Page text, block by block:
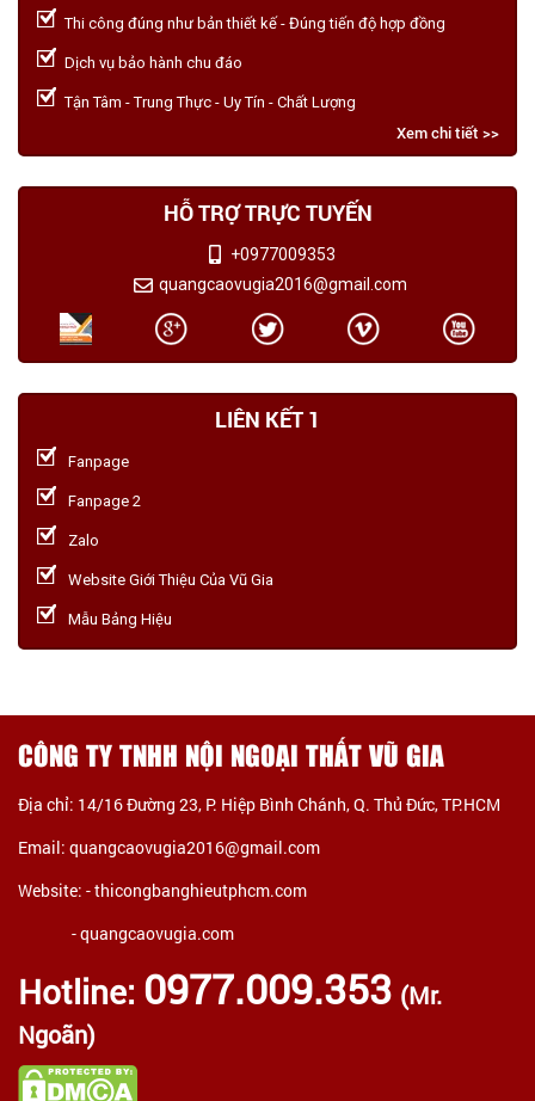
Thi công đúng như bản thiết kế - Đúng tiến độ hợp đồng
Dịch vụ bảo hành chu đáo
Tận Tâm - Trung Thực - Uy Tín - Chất Lượng
Xem chi tiết >>
HỖ TRỢ TRỰC TUYẾN
+0977009353
quangcaovugia2016@gmail.com
LIÊN KẾT 1
Fanpage
Fanpage 2
Zalo
Website Giới Thiệu Của Vũ Gia
Mẫu Bảng Hiệu
CÔNG TY TNHH NỘI NGOẠI THẤT VŨ GIA
Địa chỉ: 14/16 Đường 23, P. Hiệp Bình Chánh, Q. Thủ Đức, TP.HCM
Email: quangcaovugia2016@gmail.com
Website: -thicongbanghieutphcm.com
- quangcaovugia.com
Hotline: 0977.009.353 (Mr.
Ngoãn)